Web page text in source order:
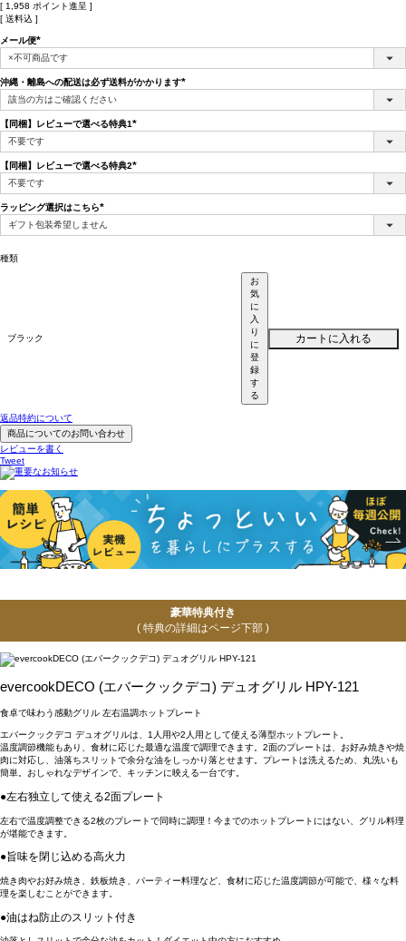
[ 1,958 ポイント進呈 ]
送料込
メール便
(必
須)
沖縄・離島への配送は必ず送料がかかります
須)
【同梱】レビューで選べる特典1
須)
【同梱】レビューで選べる特典2
須)
ラッピング選択はこちら
(必
須)
種類
ブラック
お
気
に
入
り
に
登
録
す
る
カートに入れる
返品特約について
商品についてのお問い合わせ
レビューを書く
Tweet
豪華特典付き
( 特典の詳細はページ下部 )
evercookDECO (エバークックデコ) デュオグリル HPY-121
食卓で味わう感動グリル 左右温調ホットプレート
エバークックデコ デュオグリルは、1人用や2人用として使える薄型ホットプレート。
温度調節機能もあり、食材に応じた最適な温度で調理できます。2面のプレートは、お好み焼きや焼
肉に対応し、油落ちスリットで余分な油をしっかり落とせます。プレートは洗えるため、丸洗いも
簡単。おしゃれなデザインで、キッチンに映える一台です。
●左右独立して使える2面プレート
左右で温度調整できる2枚のプレートで同時に調理！今までのホットプレートにはない、グリル料理
が堪能できます。
●旨味を閉じ込める高火力
焼き肉やお好み焼き、鉄板焼き、パーティー料理など、食材に応じた温度調節が可能で、様々な料
理を楽しむことができます。
●油はね防止のスリット付き